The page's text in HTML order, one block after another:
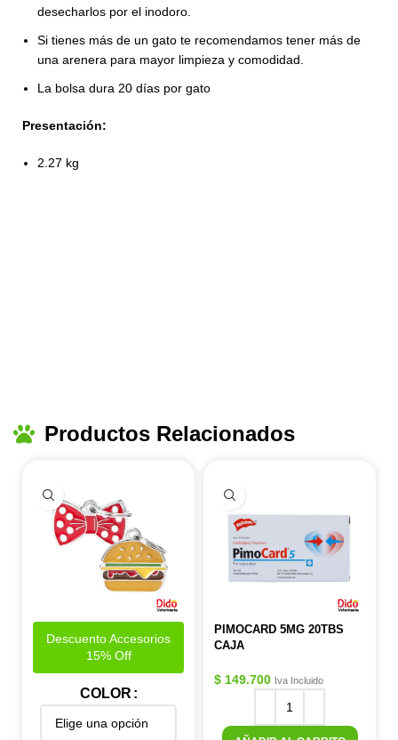
desecharlos por el inodoro.
Si tienes más de un gato te recomendamos tener más de
una arenera para mayor limpieza y comodidad.
La bolsa dura 20 días por gato
Presentación:
2.27 kg
Productos Relacionados
Descuento Accesorios
15% Off
COLOR
PIMOCARD 5MG 20TBS
CAJA
$ 149.700 Iva Incluido